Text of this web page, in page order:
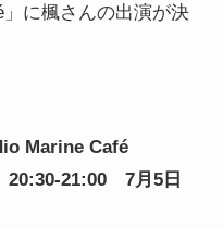
に楓さんの出演が決
Marine Café
20:30-21:00 7月5日